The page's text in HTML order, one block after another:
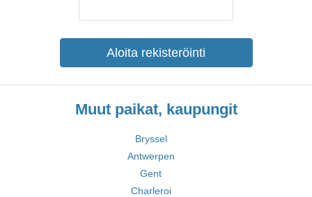
Aloita rekisteröinti
Muut paikat, kaupungit
Bryssel
Antwerpen
Gent
Charleroi